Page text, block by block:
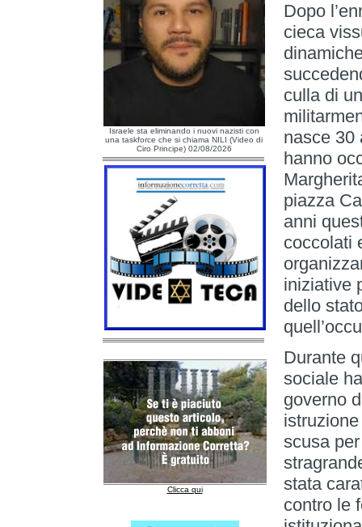
Israele sta eliminando i nuovi nazisti con
una taskforce che si chiama NILI (Video di
Ciro Principe) 02/08/2026
Clicca qui
Dopo
cieca
culla di
nasce 30
hanno
piazza
anni
coccolati
iniziative
dello
Durante
sociale
governo
scusa
stata
contro le